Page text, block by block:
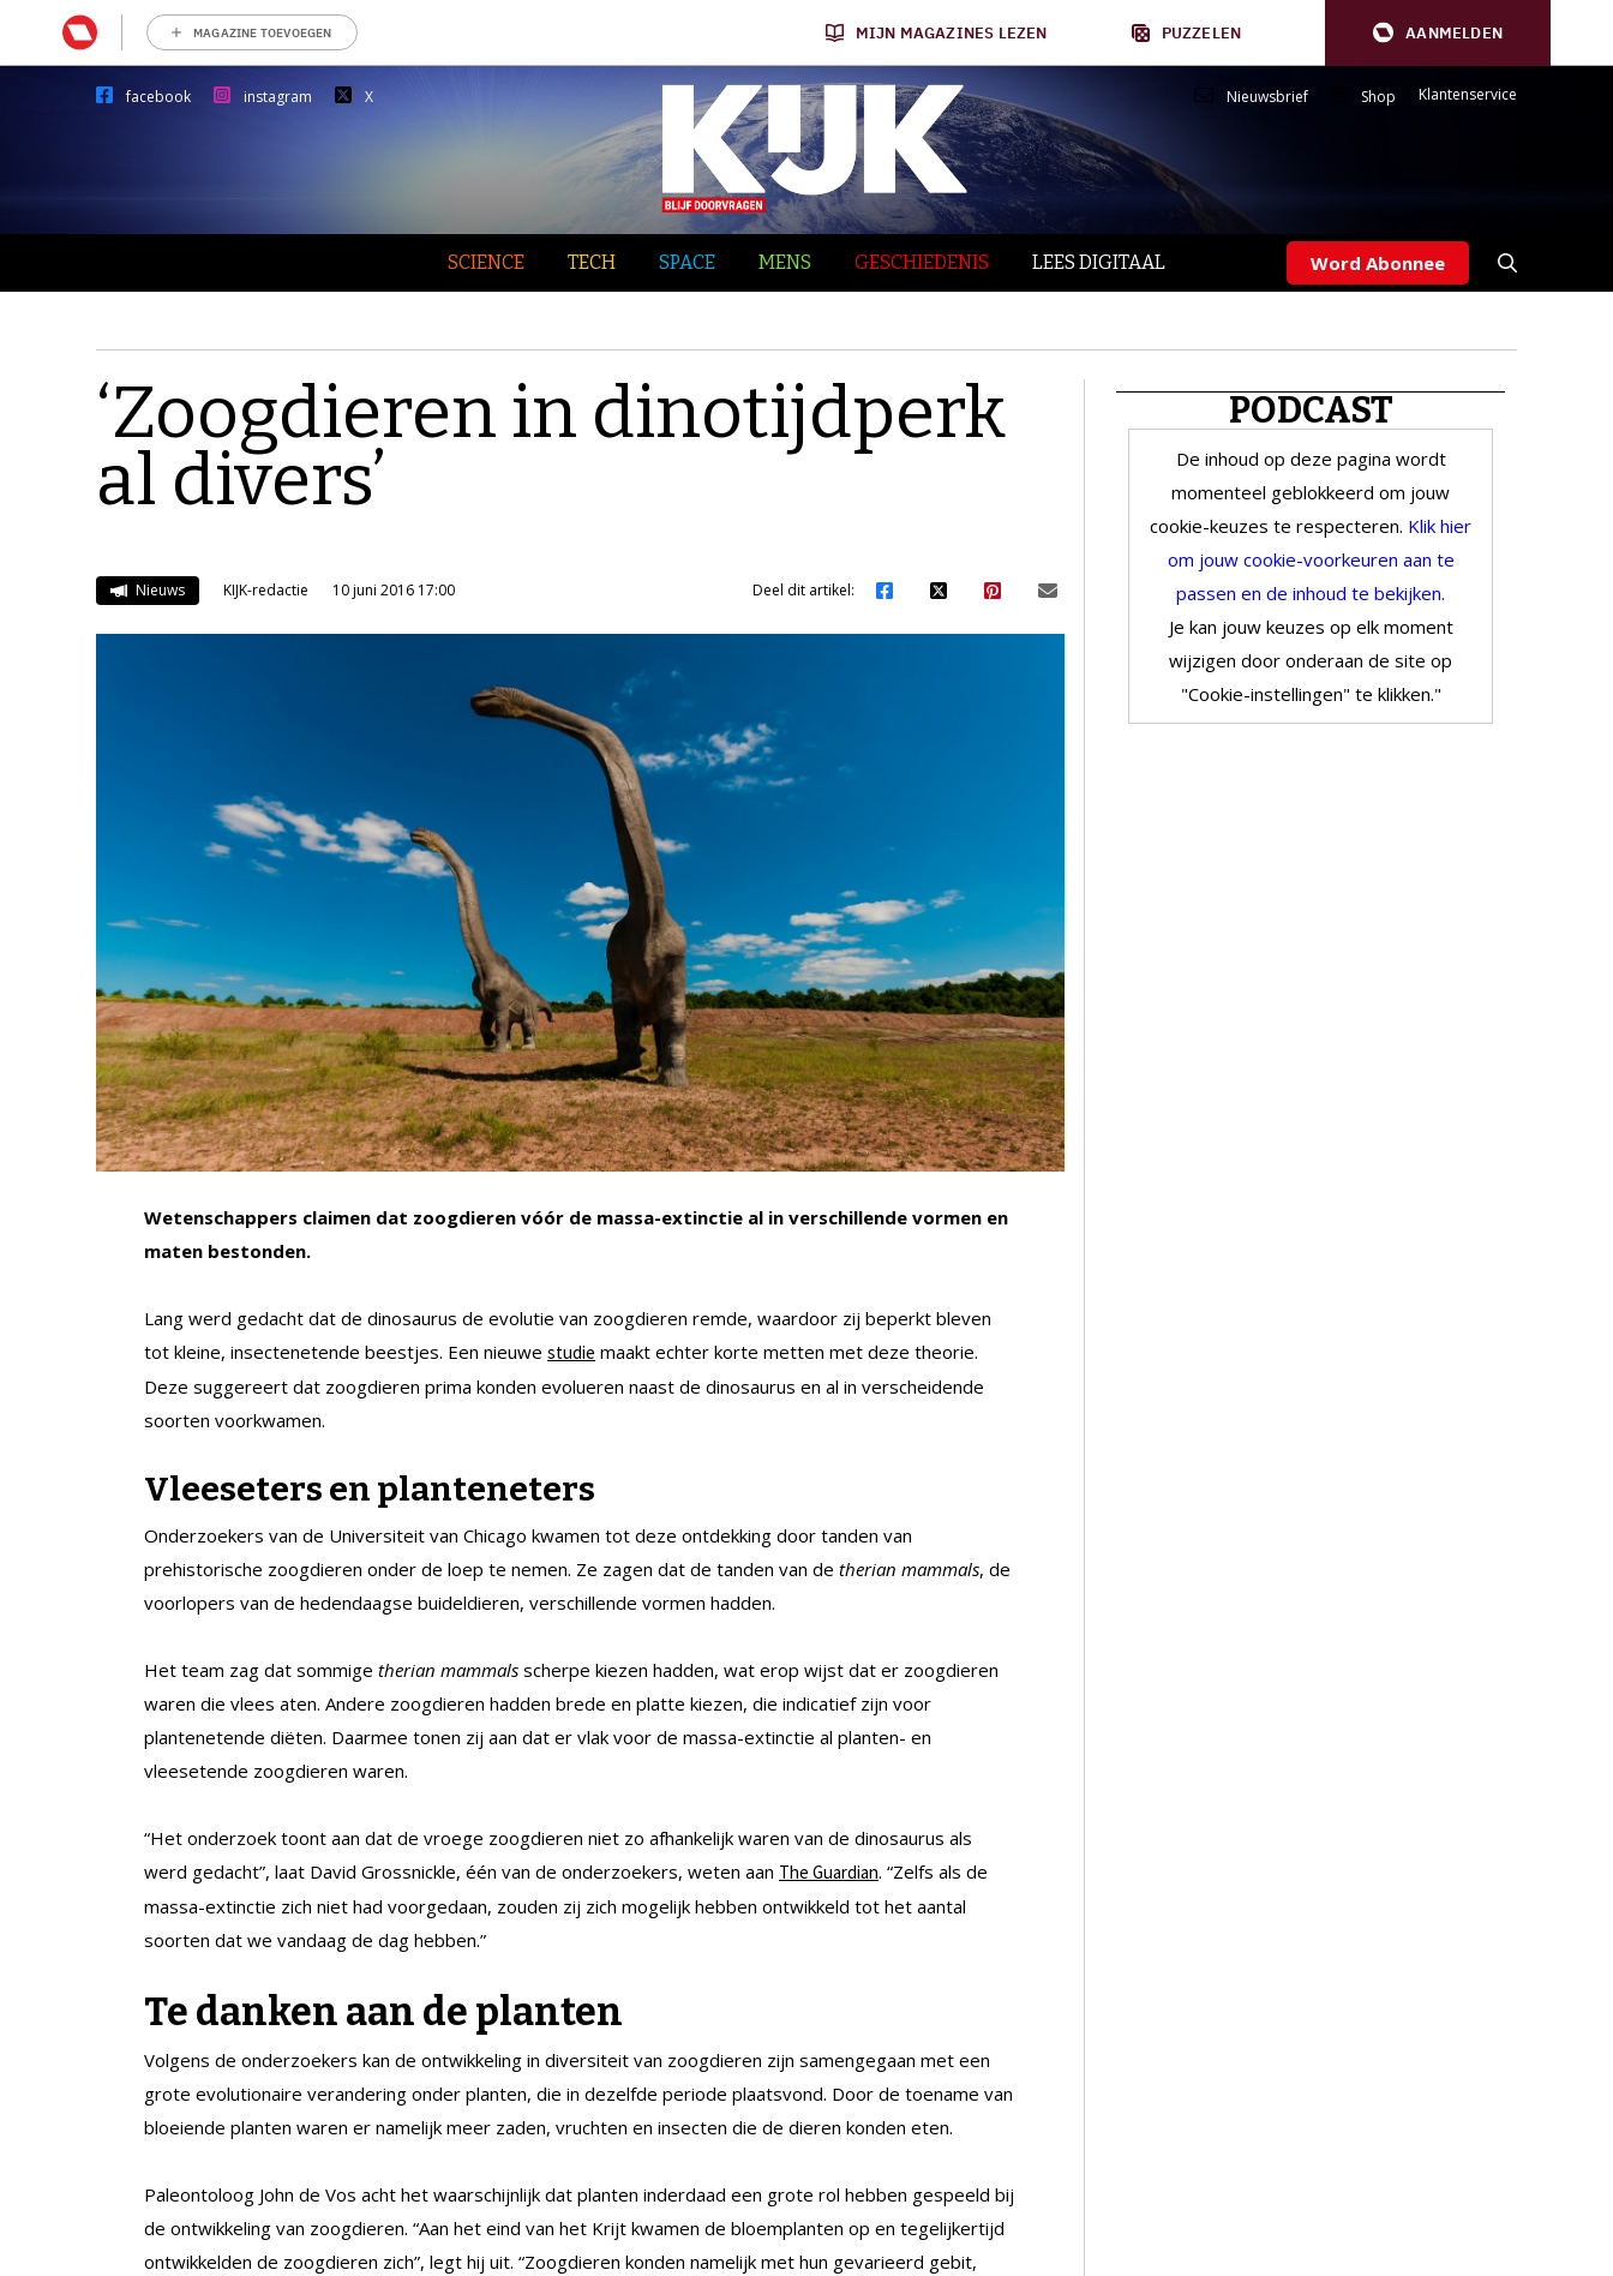
MAGAZINE TOEVOEGEN MIJN MAGAZINES LEZEN PUZZELEN AANMELDEN
facebook instagram X Nieuwsbrief Shop Klantenservice
SCIENCE TECH SPACE MENS GESCHIEDENIS LEES DIGITAAL Word Abonnee
‘Zoogdieren in dinotijdperk
al divers’
Nieuws KIJK-redactie 10 juni 2016 17:00 Deel dit artikel:
Wetenschappers claimen dat zoogdieren vóór de massa-extinctie al in verschillende vormen en
maten bestonden.
Lang werd gedacht dat de dinosaurus de evolutie van zoogdieren remde, waardoor zij beperkt bleven
tot kleine, insectenetende beestjes. Een nieuwe studie maakt echter korte metten met deze theorie.
Deze suggereert dat zoogdieren prima konden evolueren naast de dinosaurus en al in verscheidende
soorten voorkwamen.
Vleeseters en planteneters
Onderzoekers van de Universiteit van Chicago kwamen tot deze ontdekking door tanden van
prehistorische zoogdieren onder de loep te nemen. Ze zagen dat de tanden van de therian mammals, de
voorlopers van de hedendaagse buideldieren, verschillende vormen hadden.
Het team zag dat sommige therian mammals scherpe kiezen hadden, wat erop wijst dat er zoogdieren
waren die vlees aten. Andere zoogdieren hadden brede en platte kiezen, die indicatief zijn voor
plantenetende diëten. Daarmee tonen zij aan dat er vlak voor de massa-extinctie al planten- en
vleesetende zoogdieren waren.
“Het onderzoek toont aan dat de vroege zoogdieren niet zo afhankelijk waren van de dinosaurus als
werd gedacht”, laat David Grossnickle, één van de onderzoekers, weten aan The Guardian. “Zelfs als de
massa-extinctie zich niet had voorgedaan, zouden zij zich mogelijk hebben ontwikkeld tot het aantal
soorten dat we vandaag de dag hebben.”
Te danken aan de planten
Volgens de onderzoekers kan de ontwikkeling in diversiteit van zoogdieren zijn samengegaan met een
grote evolutionaire verandering onder planten, die in dezelfde periode plaatsvond. Door de toename van
bloeiende planten waren er namelijk meer zaden, vruchten en insecten die de dieren konden eten.
Paleontoloog John de Vos acht het waarschijnlijk dat planten inderdaad een grote rol hebben gespeeld bij
de ontwikkeling van zoogdieren. “Aan het eind van het Krijt kwamen de bloemplanten op en tegelijkertijd
ontwikkelden de zoogdieren zich”, legt hij uit. “Zoogdieren konden namelijk met hun gevarieerd gebit,
PODCAST
De inhoud op deze pagina wordt
momenteel geblokkeerd om jouw
cookie-keuzes te respecteren. Klik hier
om jouw cookie-voorkeuren aan te
passen en de inhoud te bekijken.
Je kan jouw keuzes op elk moment
wijzigen door onderaan de site op
"Cookie-instellingen" te klikken."